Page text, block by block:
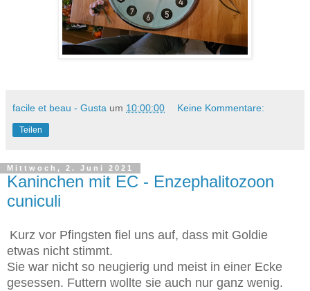
facile et beau - Gusta um 10:00:00 Keine Kommentare:
Teilen
Mittwoch, 2. Juni 2021
Kaninchen mit EC - Enzephalitozoon
cuniculi
Kurz vor Pfingsten fiel uns auf, dass mit Goldie
etwas nicht stimmt.
Sie war nicht so neugierig und meist in einer Ecke
gesessen. Futtern wollte sie auch nur ganz wenig.